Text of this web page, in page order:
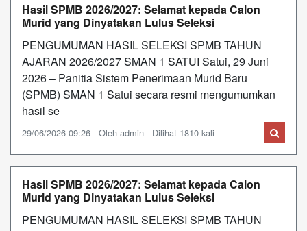
Hasil SPMB 2026/2027: Selamat kepada Calon
Murid yang Dinyatakan Lulus Seleksi
PENGUMUMAN HASIL SELEKSI SPMB TAHUN
AJARAN 2026/2027 SMAN 1 SATUI Satui, 29 Juni
2026 – Panitia Sistem Penerimaan Murid Baru
(SPMB) SMAN 1 Satui secara resmi mengumumkan
hasil se
29/06/2026 09:26 - Oleh admin - Dilihat 1810 kali
Hasil SPMB 2026/2027: Selamat kepada Calon
Murid yang Dinyatakan Lulus Seleksi
PENGUMUMAN HASIL SELEKSI SPMB TAHUN